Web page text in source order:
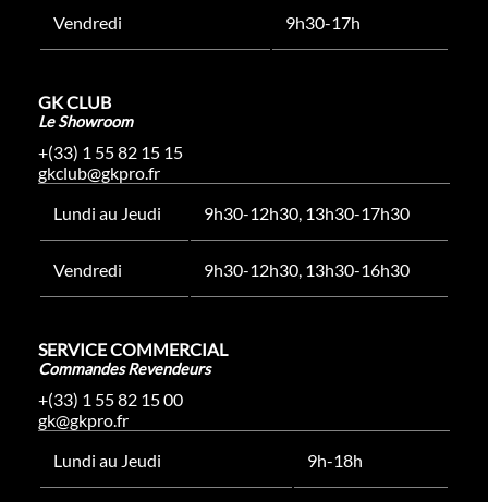
Vendredi 9h30-17h
GK CLUB
Le Showroom
+(33) 1 55 82 15 15
gkclub@gkpro.fr
Lundi au Jeudi
9h30-12h30, 13h30-17h30
Vendredi 9h30-12h30, 13h30-16h30
SERVICE COMMERCIAL
Commandes Revendeurs
+(33) 1 55 82 15 00
gk@gkpro.fr
Lundi au Jeudi
9h-18h